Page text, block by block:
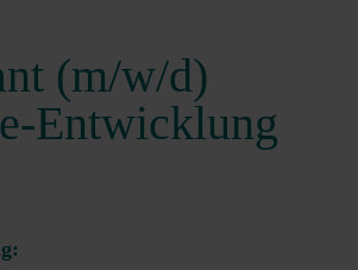
(m/w/d)
Entwicklung